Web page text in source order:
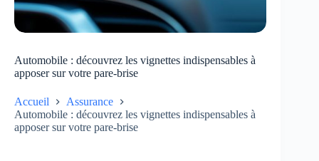
Automobile : découvrez les vignettes indispensables à
apposer sur votre pare-brise
Accueil
Assurance
Automobile : découvrez les vignettes indispensables à
apposer sur votre pare-brise